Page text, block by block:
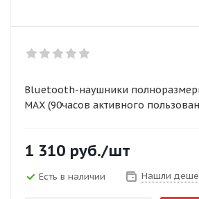
Bluetooth-наушники
MAX (90часов активного
1 310 руб./шт
Есть в наличии Нашли